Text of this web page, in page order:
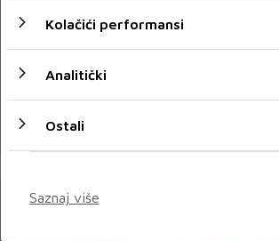
Amina Kajtaz izabrana za Miss sporta
Kolačići performansi
Analitički
Ostali
Saznaj više